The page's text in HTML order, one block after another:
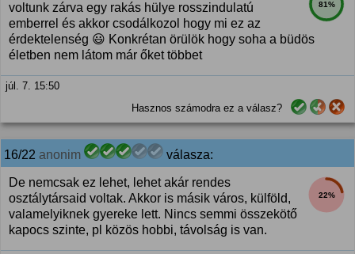
81%
voltunk zárva egy rakás hülye rosszindulatú
emberrel és akkor csodálkozol hogy mi ez az
érdektelenség 😃 Konkrétan örülök hogy soha a büdös
életben nem látom már őket többet
júl. 7. 15:50
Hasznos számodra ez a válasz?
16/22 anonim válasza:
22%
De nemcsak ez lehet, lehet akár rendes
osztálytársaid voltak. Akkor is másik város, külföld,
valamelyiknek gyereke lett. Nincs semmi összekötő
kapocs szinte, pl közös hobbi, távolság is van.